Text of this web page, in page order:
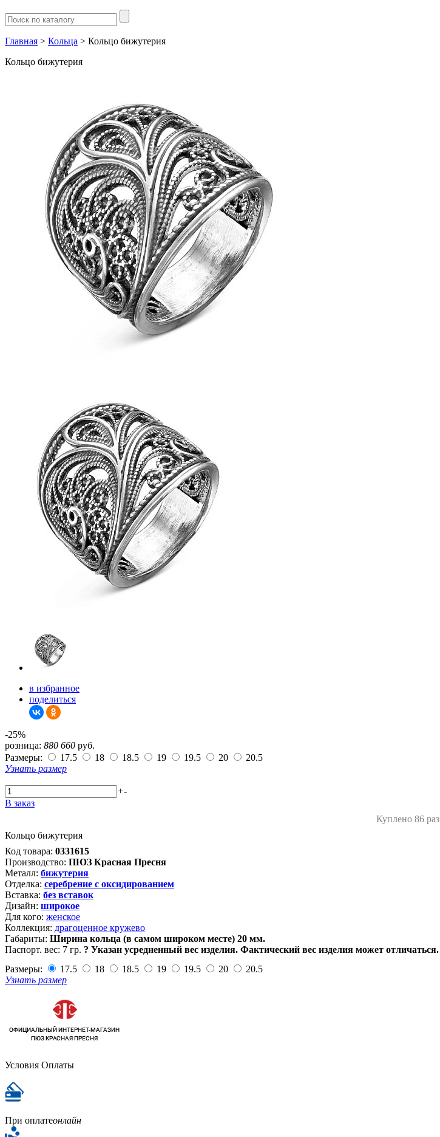
Главная > Кольца > Кольцо бижутерия
Кольцо бижутерия
в избранное
поделиться
-25%
розница: 880 660 руб.
Размеры:
17.5 18 18.5 19 19.5 20
20.5
Узнать размер
+-
В заказ
Куплено 86 раз
Кольцо бижутерия
Код товара: 0331615
Производство: ПЮЗ Красная Пресня
Металл: бижутерия
Отделка: серебрение с оксидированием
Вставка: без вставок
Дизайн: широкое
Для кого: женское
Коллекция: драгоценное кружево
Габариты: Ширина кольца (в самом широком месте) 20 мм.
Паспорт. вес: 7 гр. ? Указан усредненный вес изделия. Фактический вес изделия может отличаться.
Размеры:
17.5 18 18.5 19 19.5 20
20.5
Узнать размер
Условия Оплаты
При оплатеонлайн